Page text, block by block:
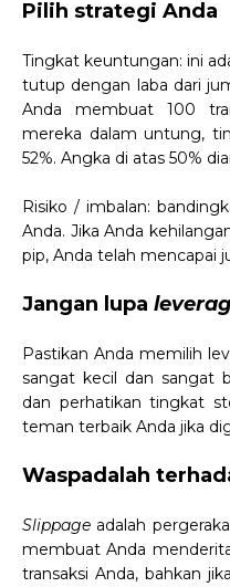
Pilih strategi Anda
Tingkat keuntungan: ini
tutup dengan laba dari
Anda membuat 100
mereka dalam untung,
52%. Angka di atas 50%
Risiko / imbalan:
Anda. Jika Anda
pip, Anda telah mencapai
Jangan lupa
Pastikan Anda memilih
sangat kecil dan sangat
dan perhatikan tingkat
teman terbaik Anda jika
Waspadalah
Slippage adalah
membuat Anda
transaksi Anda, bahkan